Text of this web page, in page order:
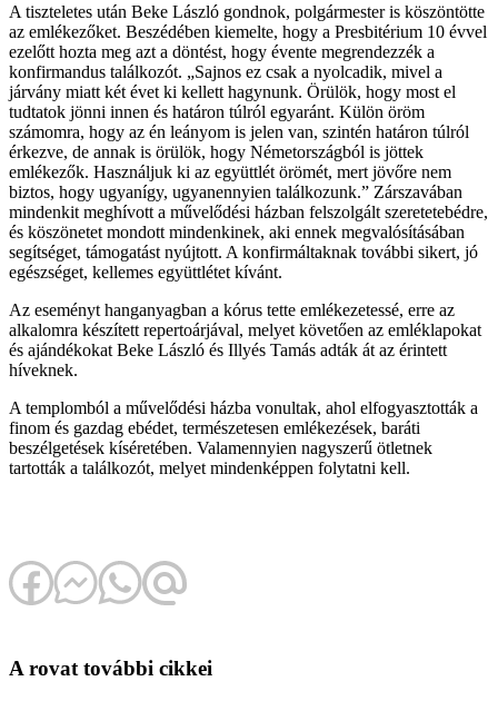
A tiszteletes után Beke László gondnok, polgármester is köszöntötte
az emlékezőket. Beszédében kiemelte, hogy a Presbitérium 10 évvel
ezelőtt hozta meg azt a döntést, hogy évente megrendezzék a
konfirmandus találkozót. „Sajnos ez csak a nyolcadik, mivel a
járvány miatt két évet ki kellett hagynunk. Örülök, hogy most el
tudtatok jönni innen és határon túlról egyaránt. Külön öröm
számomra, hogy az én leányom is jelen van, szintén határon túlról
érkezve, de annak is örülök, hogy Németországból is jöttek
emlékezők. Használjuk ki az együttlét örömét, mert jövőre nem
biztos, hogy ugyanígy, ugyanennyien találkozunk.” Zárszavában
mindenkit meghívott a művelődési házban felszolgált szeretetebédre,
és köszönetet mondott mindenkinek, aki ennek megvalósításában
segítséget, támogatást nyújtott. A konfirmáltaknak további sikert, jó
egészséget, kellemes együttlétet kívánt.
Az eseményt hanganyagban a kórus tette emlékezetessé, erre az
alkalomra készített repertoárjával, melyet követően az emléklapokat
és ajándékokat Beke László és Illyés Tamás adták át az érintett
híveknek.
A templomból a művelődési házba vonultak, ahol elfogyasztották a
finom és gazdag ebédet, természetesen emlékezések, baráti
beszélgetések kíséretében. Valamennyien nagyszerű ötletnek
tartották a találkozót, melyet mindenképpen folytatni kell.
A rovat további cikkei